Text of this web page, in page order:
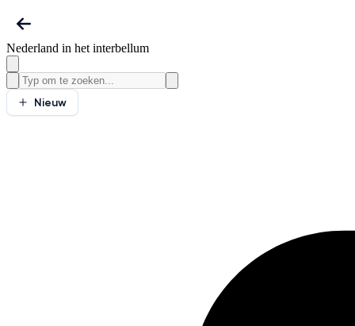
Nederland in het interbellum
Nieuw